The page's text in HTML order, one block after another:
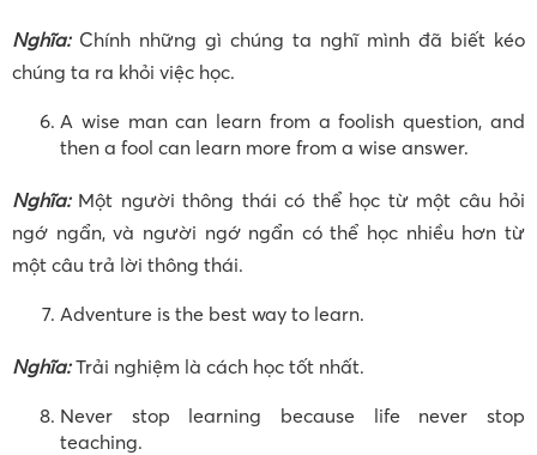
Nghĩa: Chính những gì chúng ta nghĩ mình đã biết kéo
chúng ta ra khỏi việc học.
A wise man can learn from a foolish question, and
then a fool can learn more from a wise answer.
Nghĩa:Một người thông thái có thể học từ một câu hỏi
ngớ ngẩn, và người ngớ ngẩn có thể học nhiều hơn từ
một câu trả lời thông thái.
Adventure is the best way to learn.
Nghĩa: Trải nghiệm là cách học tốt nhất.
Never stop learning because life never stop
teaching.